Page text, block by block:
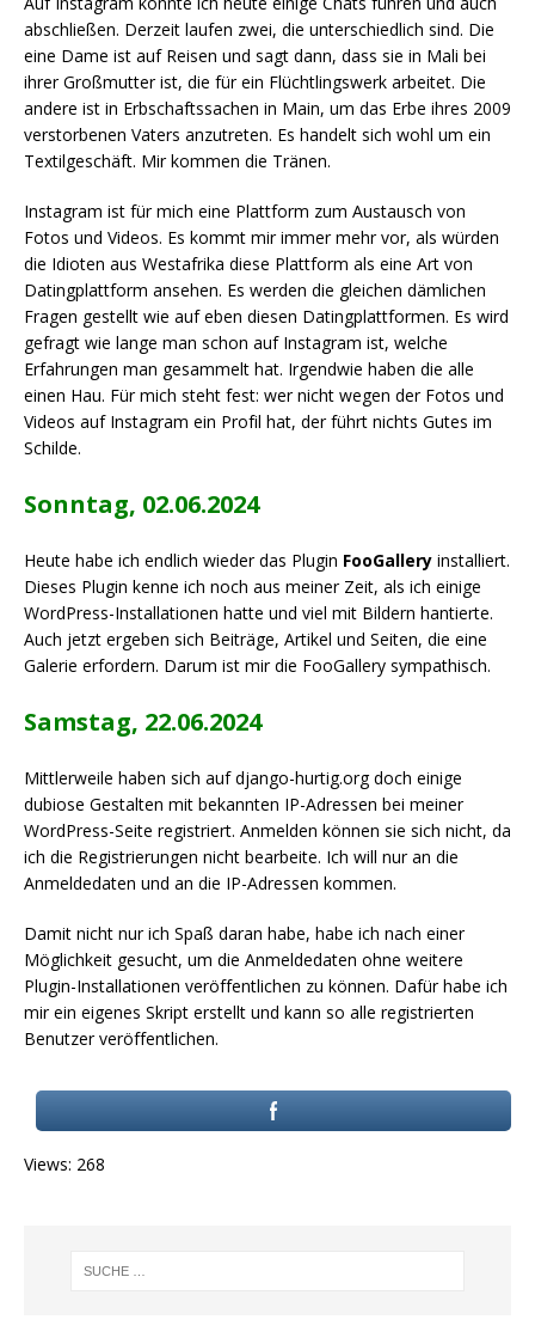
abschließen. Derzeit laufen zwei, die unterschiedlich sind. Die
eine Dame ist auf Reisen und sagt dann, dass sie in Mali bei
ihrer Großmutter ist, die für ein Flüchtlingswerk arbeitet. Die
andere ist in Erbschaftssachen in Main, um das Erbe ihres 2009
verstorbenen Vaters anzutreten. Es handelt sich wohl um ein
Textilgeschäft. Mir kommen die Tränen.
Instagram ist für mich eine Plattform zum Austausch von
Fotos und Videos. Es kommt mir immer mehr vor, als würden
die Idioten aus Westafrika diese Plattform als eine Art von
Datingplattform ansehen. Es werden die gleichen dämlichen
Fragen gestellt wie auf eben diesen Datingplattformen. Es wird
gefragt wie lange man schon auf Instagram ist, welche
Erfahrungen man gesammelt hat. Irgendwie haben die alle
einen Hau. Für mich steht fest: wer nicht wegen der Fotos und
Videos auf Instagram ein Profil hat, der führt nichts Gutes im
Schilde.
Sonntag, 02.06.2024
Heute habe ich endlich wieder das Plugin FooGallery installiert.
Dieses Plugin kenne ich noch aus meiner Zeit, als ich einige
WordPress-Installationen hatte und viel mit Bildern hantierte.
Auch jetzt ergeben sich Beiträge, Artikel und Seiten, die eine
Galerie erfordern. Darum ist mir die FooGallery sympathisch.
Samstag, 22.06.2024
Mittlerweile haben sich auf django-hurtig.org doch einige
dubiose Gestalten mit bekannten IP-Adressen bei meiner
WordPress-Seite registriert. Anmelden können sie sich nicht, da
ich die Registrierungen nicht bearbeite. Ich will nur an die
Anmeldedaten und an die IP-Adressen kommen.
Damit nicht nur ich Spaß daran habe, habe ich nach einer
Möglichkeit gesucht, um die Anmeldedaten ohne weitere
Plugin-Installationen veröffentlichen zu können. Dafür habe ich
mir ein eigenes Skript erstellt und kann so alle registrierten
Benutzer veröffentlichen.
Views: 268